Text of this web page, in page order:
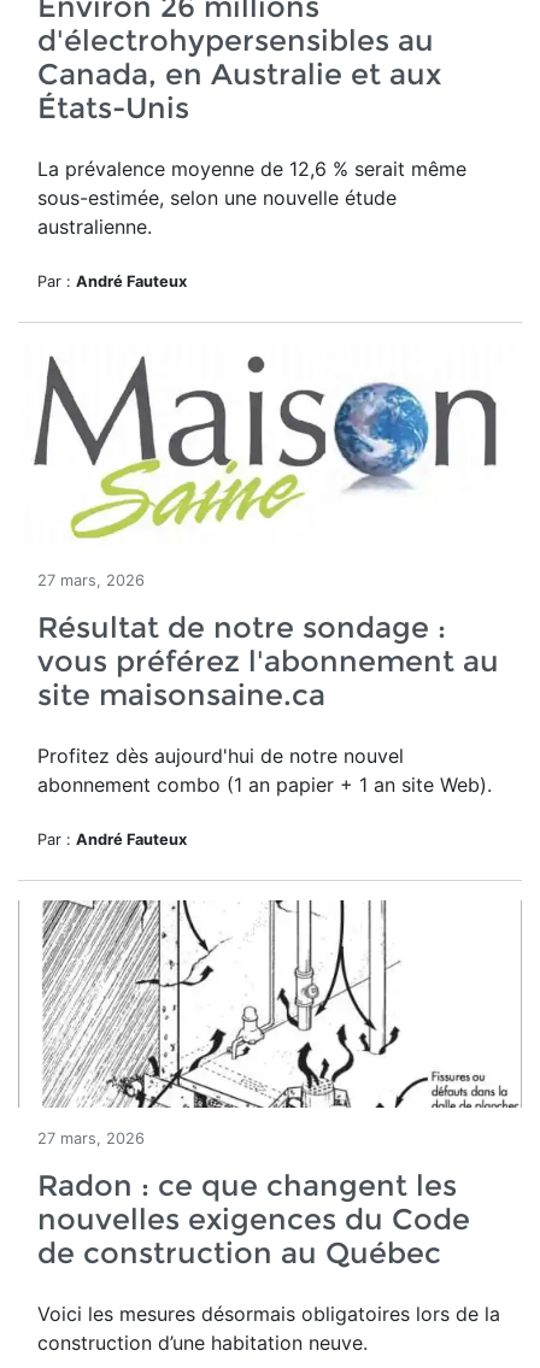
d'électrohypersensibles au
Canada, en Australie et aux
États-Unis
La prévalence moyenne de 12,6 % serait même
sous-estimée, selon une nouvelle étude
australienne.
Par : André Fauteux
27 mars, 2026
Résultat de notre sondage :
vous préférez l'abonnement au
site maisonsaine.ca
Profitez dès aujourd'hui de notre nouvel
abonnement combo (1 an papier + 1 an site Web).
Par : André Fauteux
27 mars, 2026
Radon : ce que changent les
nouvelles exigences du Code
de construction au Québec
Voici les mesures désormais obligatoires lors de la
construction d’une habitation neuve.